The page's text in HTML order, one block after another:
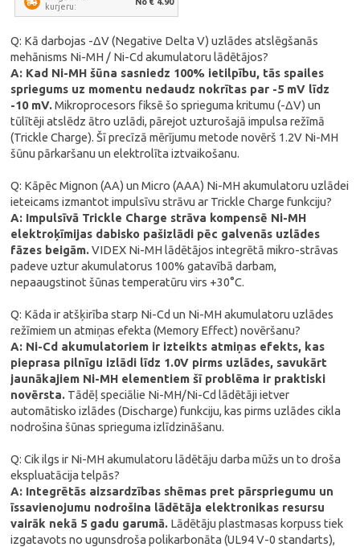
kurjeru:
Q: Kā darbojas -ΔV (Negative Delta V) uzlādes atslēgšanās
mehānisms Ni-MH / Ni-Cd akumulatoru lādētājos?
A: Kad Ni-MH šūna sasniedz 100% ietilpību, tās spailes
spriegums uz momentu nedaudz nokrītas par -5 mV līdz
-10 mV.Mikroprocesors fiksē šo sprieguma kritumu (-ΔV) un
tūlītēji atslēdz ātro uzlādi, pārejot uzturošajā impulsa režīmā
(Trickle Charge). Šī precīzā mērījumu metode novērš 1.2V Ni-MH
šūnu pārkaršanu un elektrolīta iztvaikošanu.
Q: Kāpēc Mignon (AA) un Micro (AAA) Ni-MH akumulatoru uzlādei
ieteicams izmantot impulsīvu strāvu ar Trickle Charge funkciju?
A: Impulsīvā Trickle Charge strāva kompensē Ni-MH
elektroķīmijas dabisko pašizlādi pēc galvenās uzlādes
fāzes beigām.VIDEX Ni-MH lādētājos integrētā mikro-strāvas
padeve uztur akumulatorus 100% gatavībā darbam,
nepaaugstinot šūnas temperatūru virs +30°C.
Q: Kāda ir atšķirība starp Ni-Cd un Ni-MH akumulatoru uzlādes
režīmiem un atmiņas efekta (Memory Effect) novēršanu?
A: Ni-Cd akumulatoriem ir izteikts atmiņas efekts, kas
pieprasa pilnīgu izlādi līdz 1.0V pirms uzlādes, savukārt
jaunākajiem Ni-MH elementiem šī problēma ir praktiski
novērsta. Tādēļ speciālie Ni-MH/Ni-Cd lādētāji ietver
automātisko izlādes (Discharge) funkciju, kas pirms uzlādes cikla
nodrošina šūnas sprieguma izlīdzināšanu.
Q: Cik ilgs ir Ni-MH akumulatoru lādētāju darba mūžs un to droša
ekspluatācija telpās?
A: Integrētās aizsardzības shēmas pret pārspriegumu un
īssavienojumu nodrošina lādētāja elektronikas resursu
vairāk nekā 5 gadu garumā. Lādētāju plastmasas korpuss tiek
izgatavots no ugunsdroša polikarbonāta (UL94 V-0 standarts),